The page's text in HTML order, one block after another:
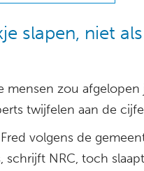
slapen, niet
mensen zou afgelopen
twijfelen aan de
volgens de
schrijft NRC, toch